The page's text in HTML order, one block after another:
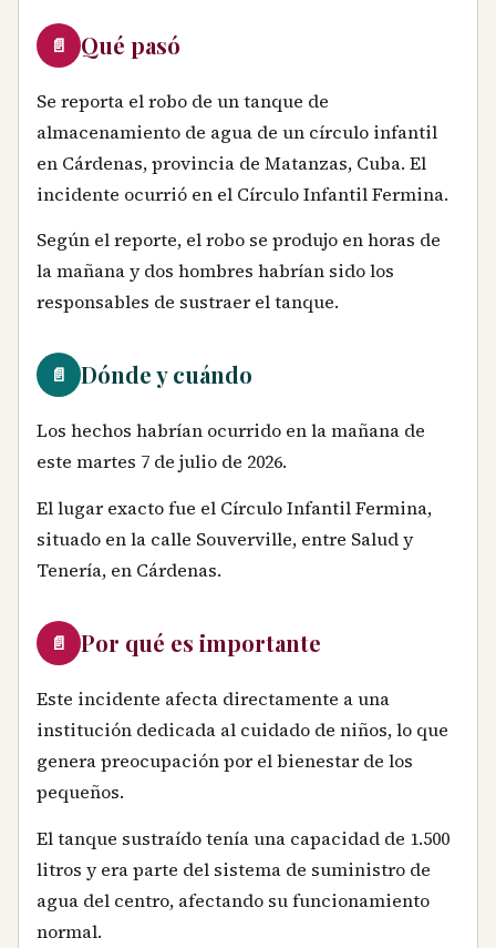
📄 Qué pasó
Se reporta el robo de un tanque de
almacenamiento de agua de un círculo infantil
en Cárdenas, provincia de Matanzas, Cuba. El
incidente ocurrió en el Círculo Infantil Fermina.
Según el reporte, el robo se produjo en horas de
la mañana y dos hombres habrían sido los
responsables de sustraer el tanque.
📄 Dónde y cuándo
Los hechos habrían ocurrido en la mañana de
este martes 7 de julio de 2026.
El lugar exacto fue el Círculo Infantil Fermina,
situado en la calle Souverville, entre Salud y
Tenería, en Cárdenas.
📄 Por qué es importante
Este incidente afecta directamente a una
institución dedicada al cuidado de niños, lo que
genera preocupación por el bienestar de los
pequeños.
El tanque sustraído tenía una capacidad de 1.500
litros y era parte del sistema de suministro de
agua del centro, afectando su funcionamiento
normal.